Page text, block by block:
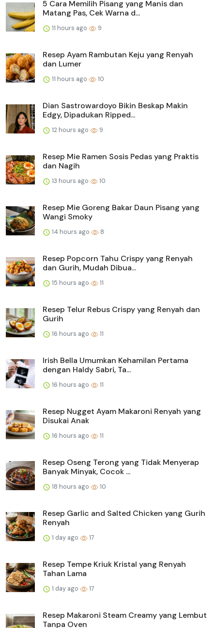
5 Cara Memilih Pisang yang Manis dan
Matang Pas, Cek Warna d...
11 hours ago 9
Resep Ayam Rambutan Keju yang Renyah
dan Lumer
11 hours ago 10
Dian Sastrowardoyo Bikin Beskap Makin
Edgy, Dipadukan Ripped...
12 hours ago 9
Resep Mie Ramen Sosis Pedas yang Praktis
dan Nagih
13 hours ago 10
Resep Mie Goreng Bakar Daun Pisang yang
Wangi Smoky
14 hours ago 8
Resep Popcorn Tahu Crispy yang Renyah
dan Gurih, Mudah Dibua...
15 hours ago 11
Resep Telur Rebus Crispy yang Renyah dan
Gurih
16 hours ago 11
Irish Bella Umumkan Kehamilan Pertama
dengan Haldy Sabri, Ta...
16 hours ago 11
Resep Nugget Ayam Makaroni Renyah yang
Disukai Anak
16 hours ago 11
Resep Oseng Terong yang Tidak Menyerap
Banyak Minyak, Cocok ...
18 hours ago 10
Resep Garlic and Salted Chicken yang Gurih
Renyah
1 day ago 17
Resep Tempe Kriuk Kristal yang Renyah
Tahan Lama
1 day ago 17
Resep Makaroni Steam Creamy yang Lembut
Tanpa Oven